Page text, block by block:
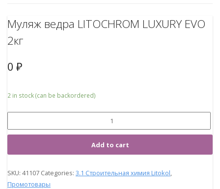
Муляж ведра LITOCHROM LUXURY EVO
2кг
0 ₽
2 in stock (can be backordered)
Add to cart
SKU: 41107 Categories: 3.1 Строительная химия Litokol,
Промотовары